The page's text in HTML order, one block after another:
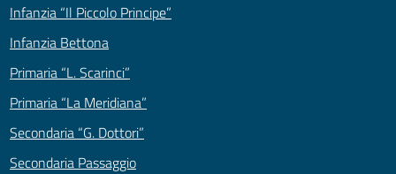
Infanzia “Il Piccolo Principe”
Infanzia Bettona
Primaria “L. Scarinci”
Primaria “La Meridiana”
Secondaria “G. Dottori”
Secondaria Passaggio